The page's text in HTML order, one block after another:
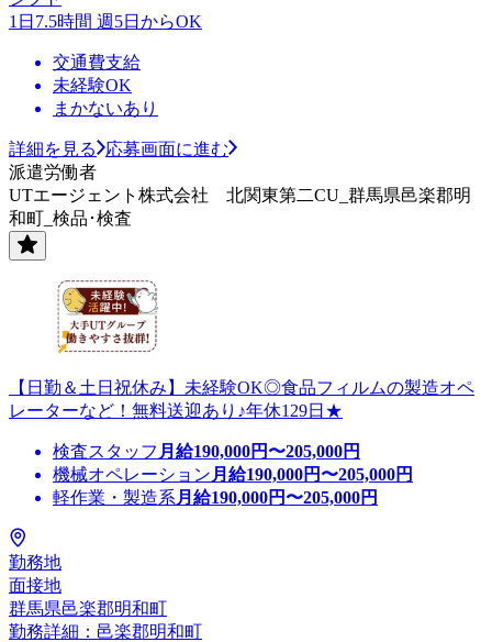
1日7.5時間 週5日からOK
交通費支給
未経験OK
まかないあり
詳細を見る
応募画面に進む
派遣労働者
UTエージェント株式会社 北関東第二CU_群馬県邑楽郡明
和町_検品･検査
【日勤＆土日祝休み】未経験OK◎食品フィルムの製造オペ
レーターなど！無料送迎あり♪年休129日★
検査スタッフ 月給190,000円〜205,000円
機械オペレーション 月給190,000円〜205,000円
軽作業・製造系 月給190,000円〜205,000円
勤務地
面接地
群馬県邑楽郡明和町
勤務詳細：邑楽郡明和町